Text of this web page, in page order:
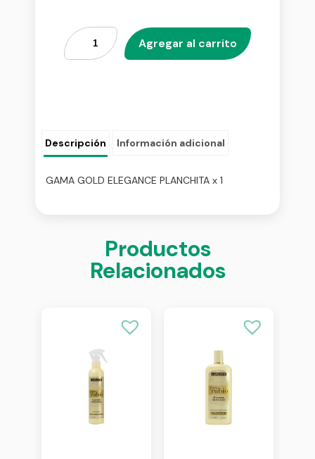
Agregar al carrito
Descripción Información adicional
GAMA GOLD ELEGANCE PLANCHITA x 1
Productos
Relacionados